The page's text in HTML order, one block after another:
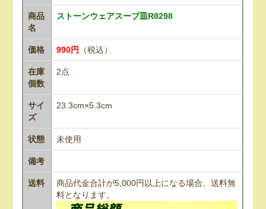
商品
名
ストーンウェアスープ皿R8298
価格 990円 （税込）
在庫
個数
2点
サイ
ズ
23.3cm×5.3cm
状態 未使用
備考
送料
商品代金合計が5,000円以上になる場合、送料無
料となります。